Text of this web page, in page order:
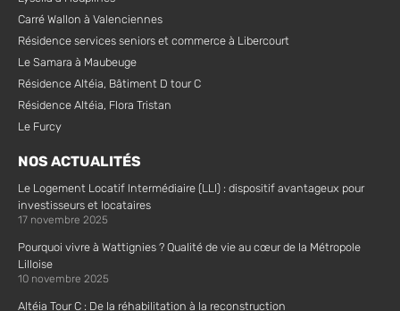
Carré Wallon à Valenciennes
Résidence services seniors et commerce à Libercourt
Le Samara à Maubeuge
Résidence Altéia, Bâtiment D tour C
Résidence Altéia, Flora Tristan
Le Furcy
NOS ACTUALITÉS
Le Logement Locatif Intermédiaire (LLI) : dispositif avantageux pour
investisseurs et locataires
17 novembre 2025
Pourquoi vivre à Wattignies ? Qualité de vie au cœur de la Métropole
Lilloise
10 novembre 2025
Altéia Tour C : De la réhabilitation à la reconstruction